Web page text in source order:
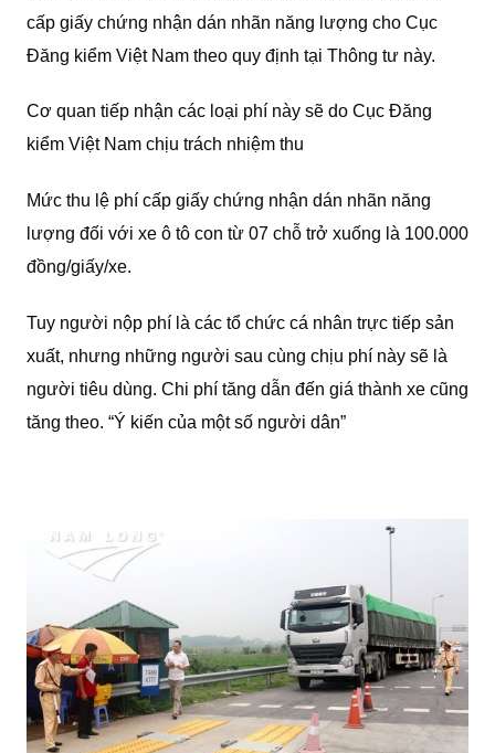
cấp giấy chứng nhận dán nhãn năng lượng cho Cục
Đăng kiểm Việt Nam theo quy định tại Thông tư này.
Cơ quan tiếp nhận các loại phí này sẽ do Cục Đăng
kiểm Việt Nam chịu trách nhiệm thu
Mức thu lệ phí cấp giấy chứng nhận dán nhãn năng
lượng đối với xe ô tô con từ 07 chỗ trở xuống là 100.000
đồng/giấy/xe.
Tuy người nộp phí là các tổ chức cá nhân trực tiếp sản
xuất, nhưng những người sau cùng chịu phí này sẽ là
người tiêu dùng. Chi phí tăng dẫn đến giá thành xe cũng
tăng theo. “Ý kiến của một số người dân”